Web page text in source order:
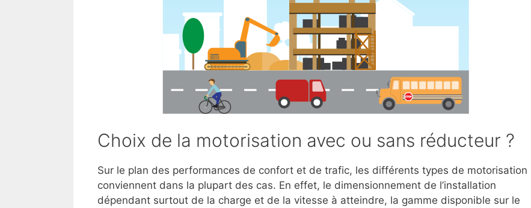
Choix de la motorisation avec ou sans réducteur ?
Sur le plan des performances de confort et de trafic, les différents types de motorisation
conviennent dans la plupart des cas. En effet, le dimensionnement de l’installation
dépendant surtout de la charge et de la vitesse à atteindre, la gamme disponible sur le